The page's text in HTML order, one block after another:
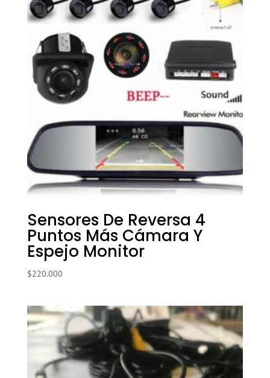
Sensores De Reversa 4
Puntos Más Cámara Y
Espejo Monitor
$220.000